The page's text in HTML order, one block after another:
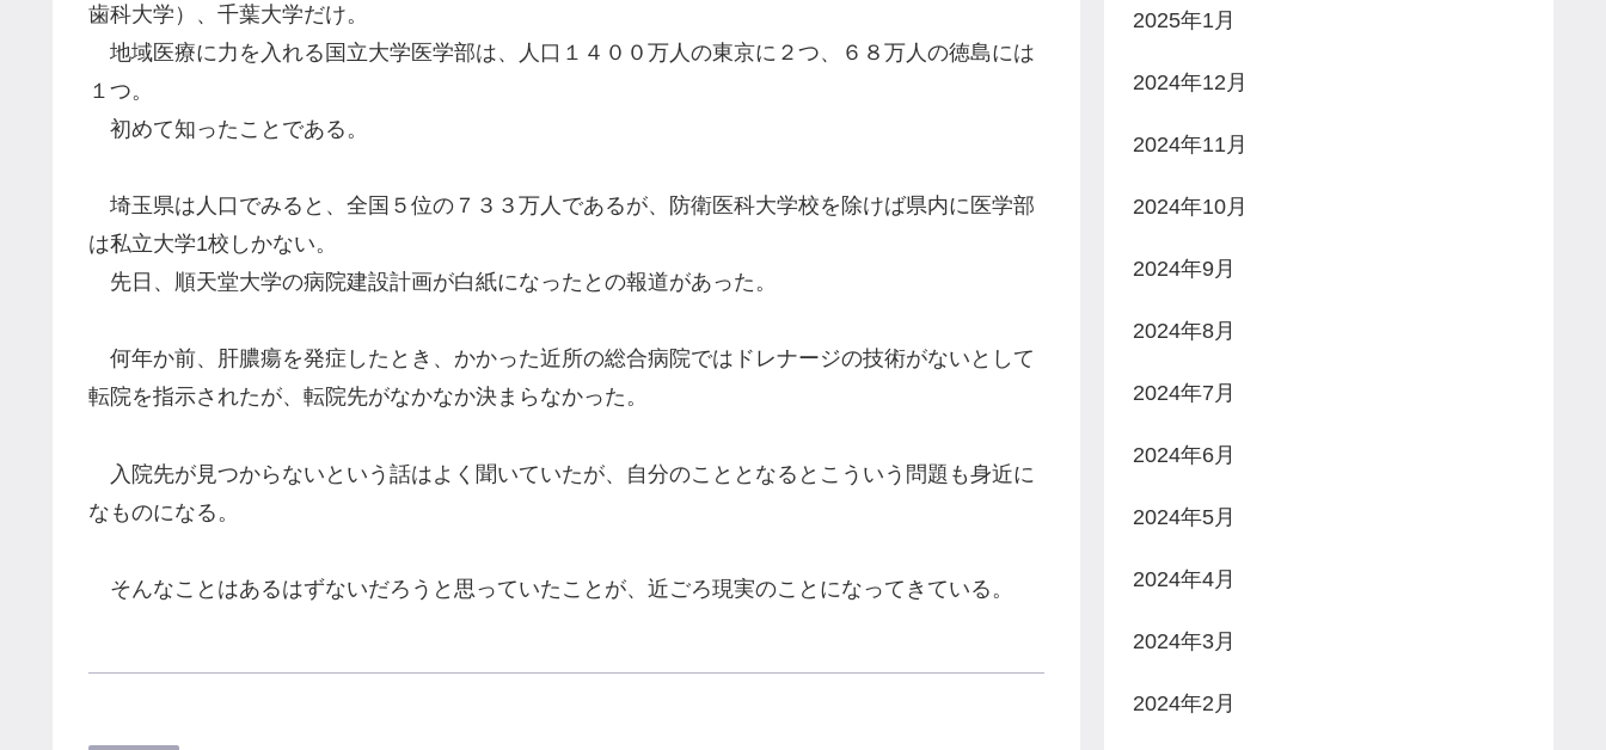
歯科大学）、千葉大学だけ。
地域医療に力を入れる国立大学医学部は、人口１４００万人の東京に２つ、６８万人の徳島には
１つ。
初めて知ったことである。
埼玉県は人口でみると、全国５位の７３３万人であるが、防衛医科大学校を除けば県内に医学部
は私立大学1校しかない。
先日、順天堂大学の病院建設計画が白紙になったとの報道があった。
何年か前、肝膿瘍を発症したとき、かかった近所の総合病院ではドレナージの技術がないとして
転院を指示されたが、転院先がなかなか決まらなかった。
入院先が見つからないという話はよく聞いていたが、自分のこととなるとこういう問題も身近に
なものになる。
そんなことはあるはずないだろうと思っていたことが、近ごろ現実のことになってきている。
2025年1月
2024年12月
2024年11月
2024年10月
2024年9月
2024年8月
2024年7月
2024年6月
2024年5月
2024年4月
2024年3月
2024年2月